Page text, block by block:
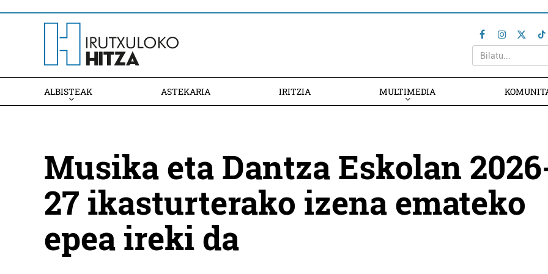
ALBISTEAK ASTEKARIA IRITZIA MULTIMEDIA
Musika eta Dantza Eskolan
27 ikasturterako izena emateko
epea ireki da